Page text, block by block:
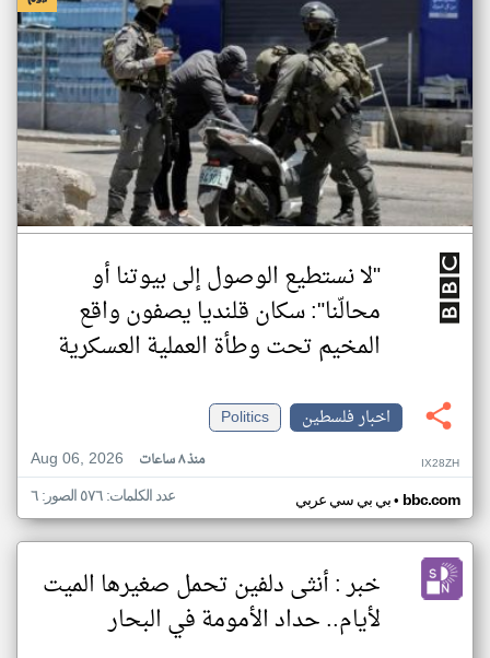
"لا نستطيع الوصول إلى بيوتنا أو
محالّنا": سكان قلنديا يصفون واقع
المخيم تحت وطأة العملية العسكرية
اخبار فلسطين
Politics
Aug 06, 2026
منذ ٨ ساعات IX28ZH
بي بي سي عربي• bbc.com عدد الكلمات: ٥٧٦ الصور: ٦
خبر : أنثى دلفين تحمل صغيرها الميت
لأيام.. حداد الأمومة في البحار